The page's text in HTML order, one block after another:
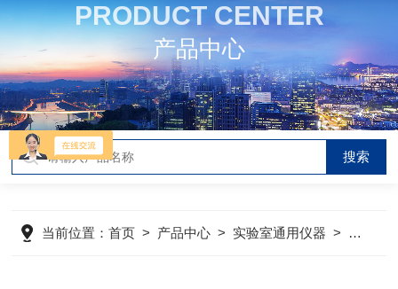
PRODUCT CENTER
产品中心
当前位置：首页 > 产品中心 > 实验室通用仪器 > 移液器